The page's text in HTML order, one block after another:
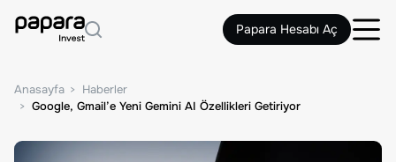
Papara Hesabı Aç
Anasayfa
Haberler
Google, Gmail’e Yeni Gemini AI Özellikleri Getiriyor